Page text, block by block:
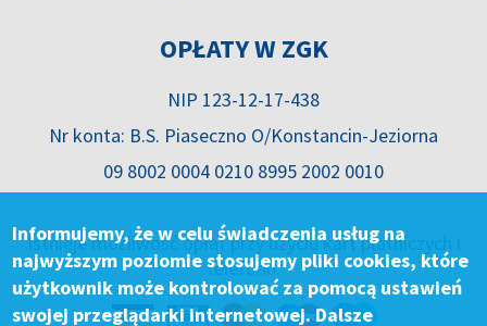
Informujemy, że w celu świadczenia usług na
najwyższym poziomie stosujemy pliki cookies, które
użytkownik może kontrolować za pomocą ustawień
swojej przeglądarki internetowej. Dalsze
OPŁATY W ZGK
NIP 123-12-17-438
Nr konta: B.S. Piaseczno O/Konstancin-Jeziorna
09 8002 0004 0210 8995 2002 0010
Istnieje możliwość opłat przy użyciu kart płatniczych i
telefonu.